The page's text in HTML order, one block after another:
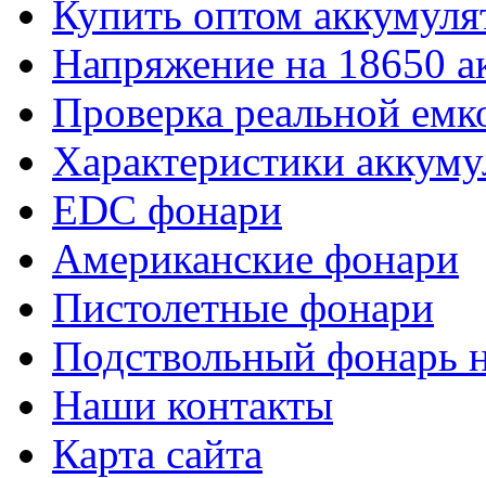
Купить оптом
Напряжение на 18650
Проверка реальной
Характеристики
EDC фонари
Американские фонари
Пистолетные фонари
Подствольный фонарь
Наши контакты
Карта сайта